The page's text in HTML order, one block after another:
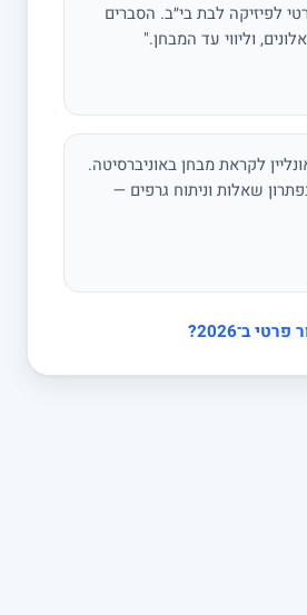
לפיזיקה לבת בי״ב. הסברים
וליווי עד המבחן."
לקראת מבחן באוניברסיטה.
שאלות וניתוח גרפים —
ב־2026?